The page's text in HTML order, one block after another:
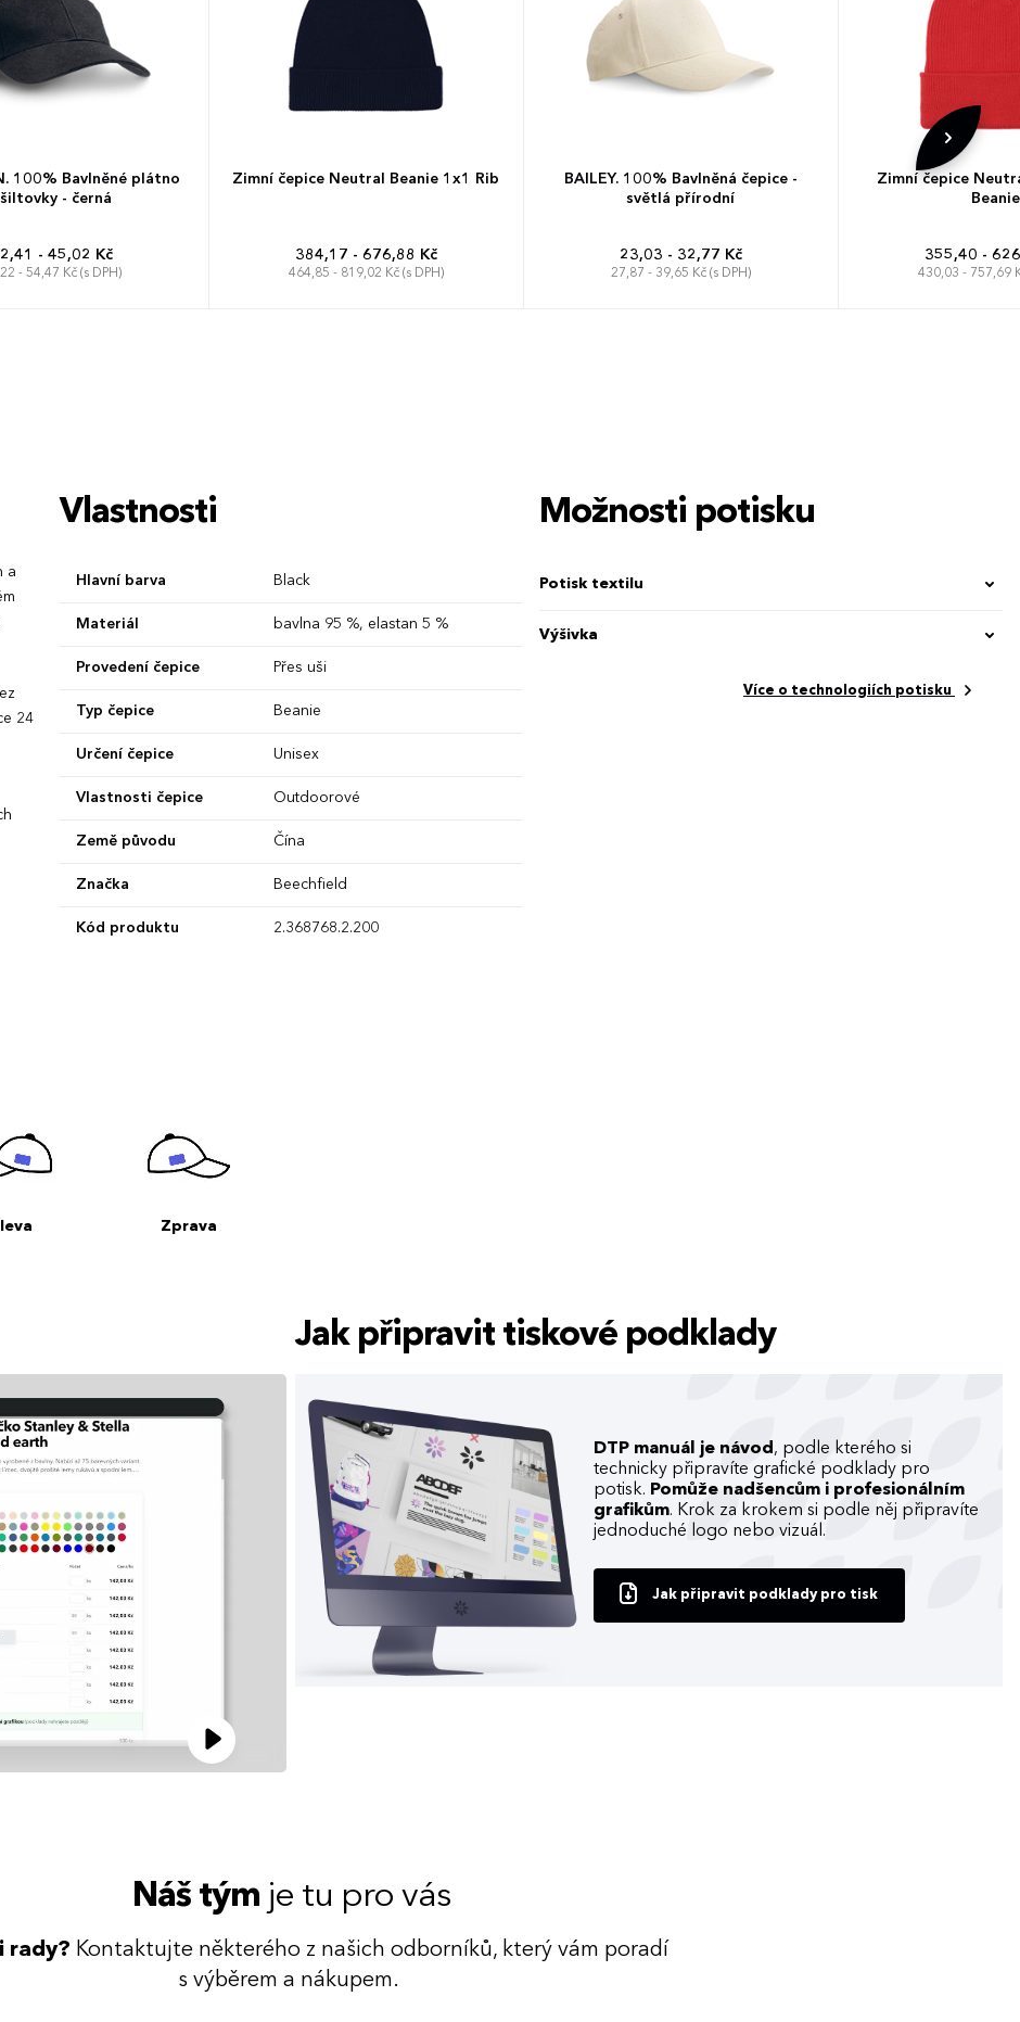
100% Bavlněné plátno
- černá
- 45,02 Kč
- 54,47 Kč (s DPH)
Zimní čepice Neutral Beanie 1x1 Rib
384,17 - 676,88 Kč
464,85 - 819,02 Kč (s DPH)
BAILEY. 100% Bavlněná čepice -
světlá přírodní
23,03 - 32,77 Kč
27,87 - 39,65 Kč (s DPH)
Zimní čepice
Beanie
355,40 -
430,03 - 757,69
a
24
Vlastnosti
Hlavní barva Black
Materiál bavlna 95 %, elastan 5 %
Provedení čepice Přes uši
Typ čepice Beanie
Určení čepice Unisex
Vlastnosti čepice Outdoorové
Země původu Čína
Značka Beechfield
Kód produktu 2.368768.2.200
Možnosti potisku
Potisk textilu
Výšivka
Více o technologiích potisku
Zprava
Jak připravit tiskové podklady
DTP manuál je návod , podle kterého si
technicky připravíte grafické podklady pro
potisk. Pomůže nadšencům i profesionálním
grafikům. Krok za krokem si podle něj připravíte
jednoduché logo nebo vizuál.
Jak připravit podklady pro tisk
Náš tým je tu pro vás
rady? Kontaktujte některého z našich odborníků, který vám poradí
s výběrem a nákupem.